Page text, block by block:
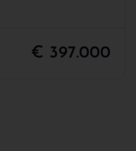
€ 397.000